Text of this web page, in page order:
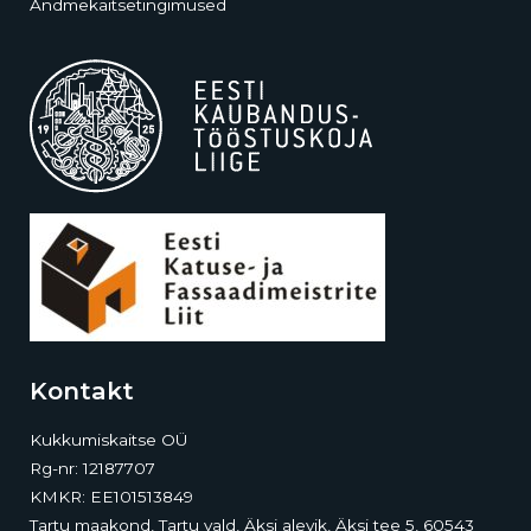
Andmekaitsetingimused
Kontakt
Kukkumiskaitse OÜ
Rg-nr: 12187707
KMKR: EE101513849
Tartu maakond, Tartu vald, Äksi alevik, Äksi tee 5, 60543